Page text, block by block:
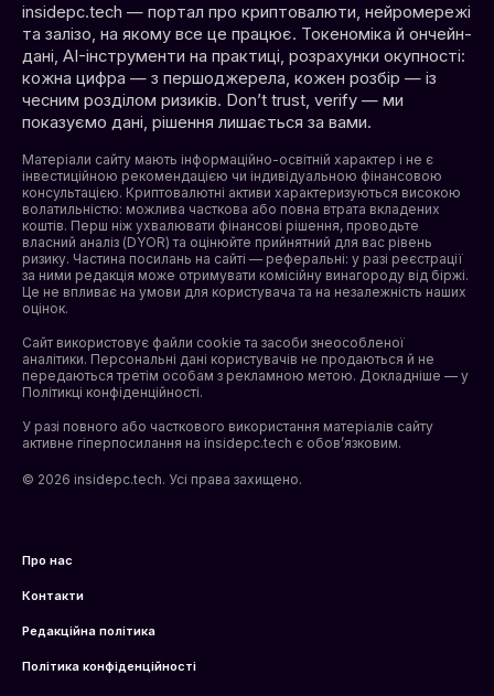
insidepc.tech — портал про криптовалюти, нейромережі
та залізо, на якому все це працює. Токеноміка й ончейн-
дані, AI-інструменти на практиці, розрахунки окупності:
кожна цифра — з першоджерела, кожен розбір — із
чесним розділом ризиків. Don’t trust, verify — ми
показуємо дані, рішення лишається за вами.
Матеріали сайту мають інформаційно-освітній характер і не є
інвестиційною рекомендацією чи індивідуальною фінансовою
консультацією. Криптовалютні активи характеризуються високою
волатильністю: можлива часткова або повна втрата вкладених
коштів. Перш ніж ухвалювати фінансові рішення, проводьте
власний аналіз (DYOR) та оцінюйте прийнятний для вас рівень
ризику. Частина посилань на сайті — реферальні: у разі реєстрації
за ними редакція може отримувати комісійну винагороду від біржі.
Це не впливає на умови для користувача та на незалежність наших
оцінок.
Сайт використовує файли cookie та засоби знеособленої
аналітики. Персональні дані користувачів не продаються й не
передаються третім особам з рекламною метою. Докладніше — у
Політикці конфіденційності.
У разі повного або часткового використання матеріалів сайту
активне гіперпосилання на insidepc.tech є обов’язковим.
© 2026 insidepc.tech. Усі права захищено.
Про нас
Контакти
Редакційна політика
Політика конфіденційності